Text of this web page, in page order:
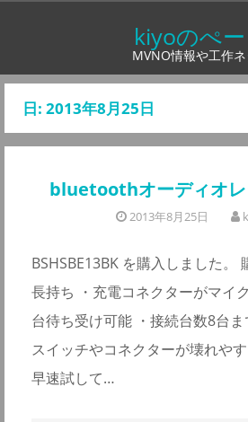
ン
へ
kiyoのぺー
MVNO情報や工作
日: 2013年8月25日
bluetoothオーディオレ
2013年8月25日
BSHSBE13BK を購入しました。
長持ち ・充電コネクターがマイ
台待ち受け可能 ・接続台数8台ま
スイッチやコネクターが壊れや
早速試して…